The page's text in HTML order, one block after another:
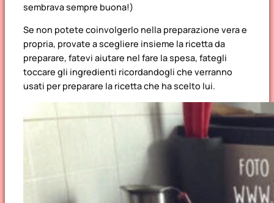
sembrava sempre buona!)
Se non potete coinvolgerlo nella preparazione vera e
propria, provate a scegliere insieme la ricetta da
preparare, fatevi aiutare nel fare la spesa, fategli
toccare gli ingredienti ricordandogli che verranno
usati per preparare la ricetta che ha scelto lui.